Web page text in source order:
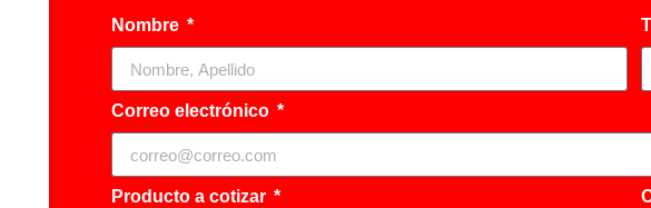
Nombre
Correo electrónico
Producto a cotizar